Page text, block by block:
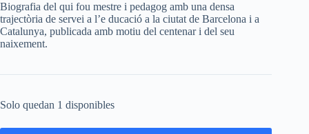
Biografia del qui fou mestre i pedagog amb una densa
trajectòria de servei a l’e ducació a la ciutat de Barcelona i a
Catalunya, publicada amb motiu del centenar i del seu
naixement.
Solo quedan 1 disponibles